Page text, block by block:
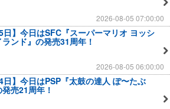
2026-08-05 07:00:00
5日】今日はSFC『スーパーマリオ ヨッシ
ンド』の発売31周年！
2026-08-05 06:00:00
4日】今日はPSP『太鼓の達人 ぽ〜たぶ
売21周年！